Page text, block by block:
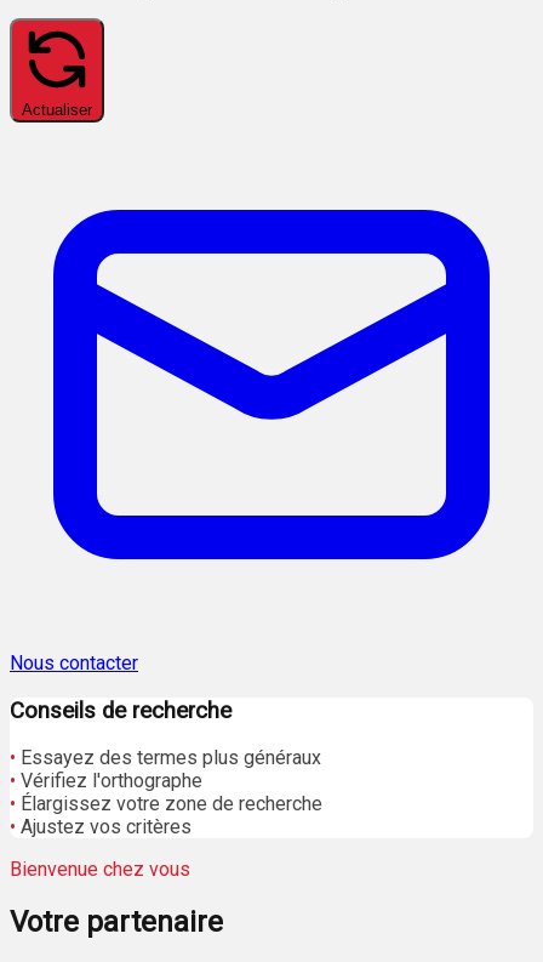
Actualiser
Nous contacter
Conseils de recherche
• Essayez des termes plus généraux
• Vérifiez l'orthographe
• Élargissez votre zone de recherche
• Ajustez vos critères
Bienvenue chez vous
Votre partenaire